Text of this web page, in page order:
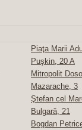
Piaţa Marii
Puşkin, 20 A
Mitropolit
Mazarache, 3
Ştefan cel
Bulgară, 21
Bogdan